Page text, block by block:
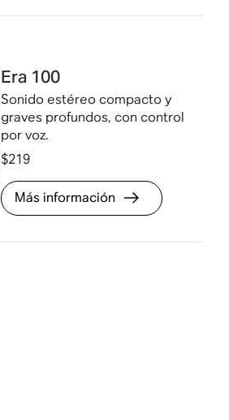
Era 100
Sonido estéreo compacto y
graves profundos, con control
por voz.
$219
Más información